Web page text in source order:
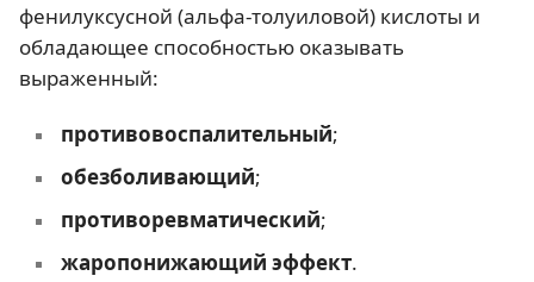
фенилуксусной (альфа-толуиловой) кислоты и
обладающее способностью оказывать
выраженный:
противовоспалительный;
обезболивающий;
противоревматический;
жаропонижающий эффект.